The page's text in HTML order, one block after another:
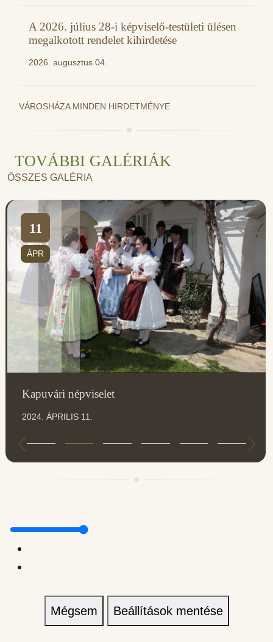
A 2026. július 28-i képviselő-testületi ülésen
megalkotott rendelet kihirdetése
2026. augusztus 04.
VÁROSHÁZA MINDEN HIRDETMÉNYE
TOVÁBBI GALÉRIÁK
ÖSSZES GALÉRIA
11
ÁPR
Kapuvári népviselet
2024. ÁPRILIS 11.
Mégsem Beállítások mentése